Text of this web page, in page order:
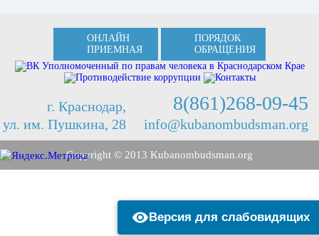
ОНЛАЙН
ПРИЕМНАЯ
ПОРЯДОК
ОБРАЩЕНИЯ
г. Краснодар,
ул. им. Пушкина, 28
8(861)268-09-45
info@kubanombudsman.org
Copyright © 2013 Kubanombudsman.org
Версия для слабовидящих